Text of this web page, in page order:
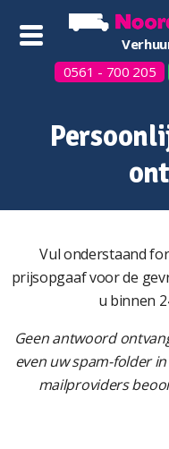
0561 - 700 205
Vul onderstaand
prijsopgaaf voor de
u binnen
Geen antwoord
even uw spam-folder
mailproviders